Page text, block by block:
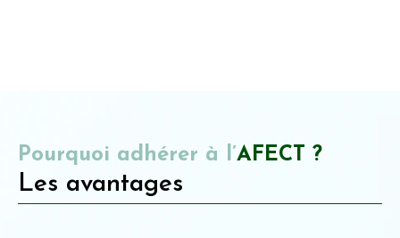
Pourquoi adhérer à l’AFECT ?
Les avantages